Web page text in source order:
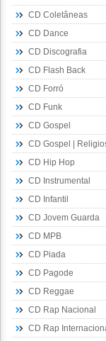
CD Coletâneas
CD Dance
CD Discografia
CD Flash Back
CD Forró
CD Funk
CD Gospel
CD Gospel |
CD Hip Hop
CD Instrumental
CD Infantil
CD Jovem Guarda
CD MPB
CD Piada
CD Pagode
CD Reggae
CD Rap Nacional
CD Rap